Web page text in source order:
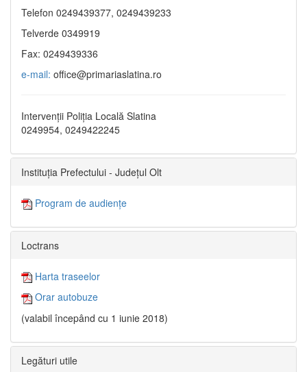
Telefon 0249439377, 0249439233
Telverde 0349919
Fax: 0249439336
e-mail: office@primariaslatina.ro
Intervenții Poliția Locală Slatina
0249954, 0249422245
Instituția Prefectului - Județul Olt
Program de audiențe
Loctrans
Harta traseelor
Orar autobuze
(valabil începând cu 1 iunie 2018)
Legături utile